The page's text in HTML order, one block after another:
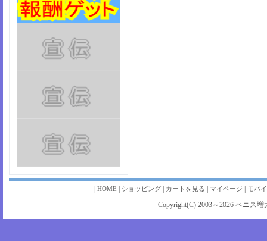
|HOME ショッピング カートを見る マイページ モバ
Copyright(C) 2003～2026 ペニス